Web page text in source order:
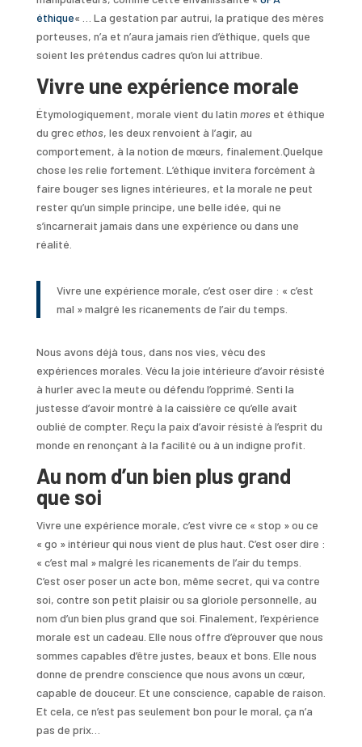
éthique« … La gestation par autrui, la pratique des mères
porteuses, n’a et n’aura jamais rien d’éthique, quels que
soient les prétendus cadres qu’on lui attribue.
Vivre une expérience morale
Étymologiquement, morale vient du latin moreset éthique
du grec ethos, les deux renvoient à l’agir, au
comportement, à la notion de mœurs, finalement.Quelque
chose les relie fortement. L’éthique invitera forcément à
faire bouger ses lignes intérieures, et la morale ne peut
rester qu’un simple principe, une belle idée, qui ne
s’incarnerait jamais dans une expérience ou dans une
réalité.
Vivre une expérience morale, c’est oser dire : « c’est
mal » malgré les ricanements de l’air du temps.
Nous avons déjà tous, dans nos vies, vécu des
expériences morales. Vécu la joie intérieure d’avoir résisté
à hurler avec la meute ou défendu l’opprimé. Senti la
justesse d’avoir montré à la caissière ce qu’elle avait
oublié de compter. Reçu la paix d’avoir résisté à l’esprit du
monde en renonçant à la facilité ou à un indigne profit.
Au nom d’un bien plus grand
que soi
Vivre une expérience morale, c’est vivre ce « stop » ou ce
« go » intérieur qui nous vient de plus haut. C’est oser dire :
« c’est mal » malgré les ricanements de l’air du temps.
C’est oser poser un acte bon, même secret, qui va contre
soi, contre son petit plaisir ou sa gloriole personnelle, au
nom d’un bien plus grand que soi. Finalement, l’expérience
morale est un cadeau. Elle nous offre d’éprouver que nous
sommes capables d’être justes, beaux et bons. Elle nous
donne de prendre conscience que nous avons un cœur,
capable de douceur. Et une conscience, capable de raison.
Et cela, ce n’est pas seulement bon pour le moral, ça n’a
pas de prix…